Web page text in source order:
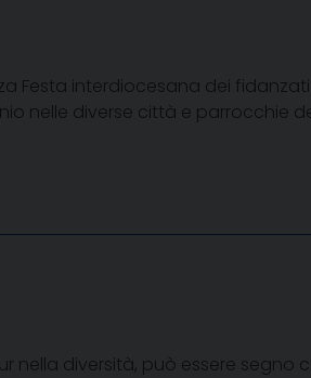
Festa interdiocesana dei
nelle diverse città e parrocchie
nella diversità, può essere segno